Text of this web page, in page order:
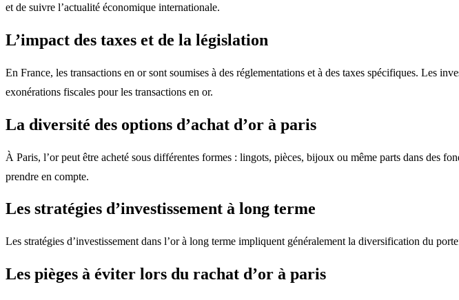
et de suivre l’actualité économique internationale.
L’impact des taxes et de la législation
En France, les transactions en or sont soumises à des réglementations et à des taxes spécifiques. Les
exonérations fiscales pour les transactions en or.
La diversité des options d’achat d’or à paris
À Paris, l’or peut être acheté sous différentes formes : lingots, pièces, bijoux ou même parts dans des
prendre en compte.
Les stratégies d’investissement à long terme
Les stratégies d’investissement dans l’or à long terme impliquent généralement la diversification du
Les pièges à éviter lors du rachat d’or à paris